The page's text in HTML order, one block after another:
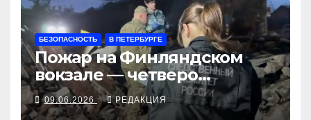
БЕЗОПАСНОСТЬ В ПЕТЕРБУРГЕ
Пожар на Финляндском
вокзале — четверо
погибших, возмущение в
соцсетях
09.06.2026 РЕДАКЦИЯ